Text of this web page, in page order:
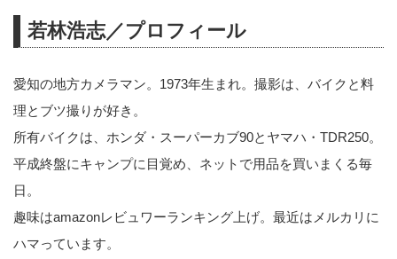
若林浩志／プロフィール
愛知の地方カメラマン。1973年生まれ。撮影は、バイクと料
理とブツ撮りが好き。
所有バイクは、ホンダ・スーパーカブ90とヤマハ・TDR250。
平成終盤にキャンプに目覚め、ネットで用品を買いまくる毎
日。
趣味はamazonレビュワーランキング上げ。最近はメルカリに
ハマっています。